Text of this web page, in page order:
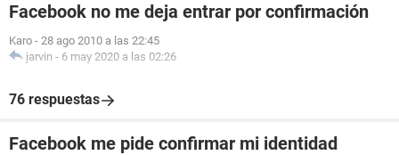
Facebook no me deja entrar por confirmación
Karo - 28 ago 2010 a las 22:45
jarvin - 6 may 2020 a las 02:26
76 respuestas
Facebook me pide confirmar mi identidad